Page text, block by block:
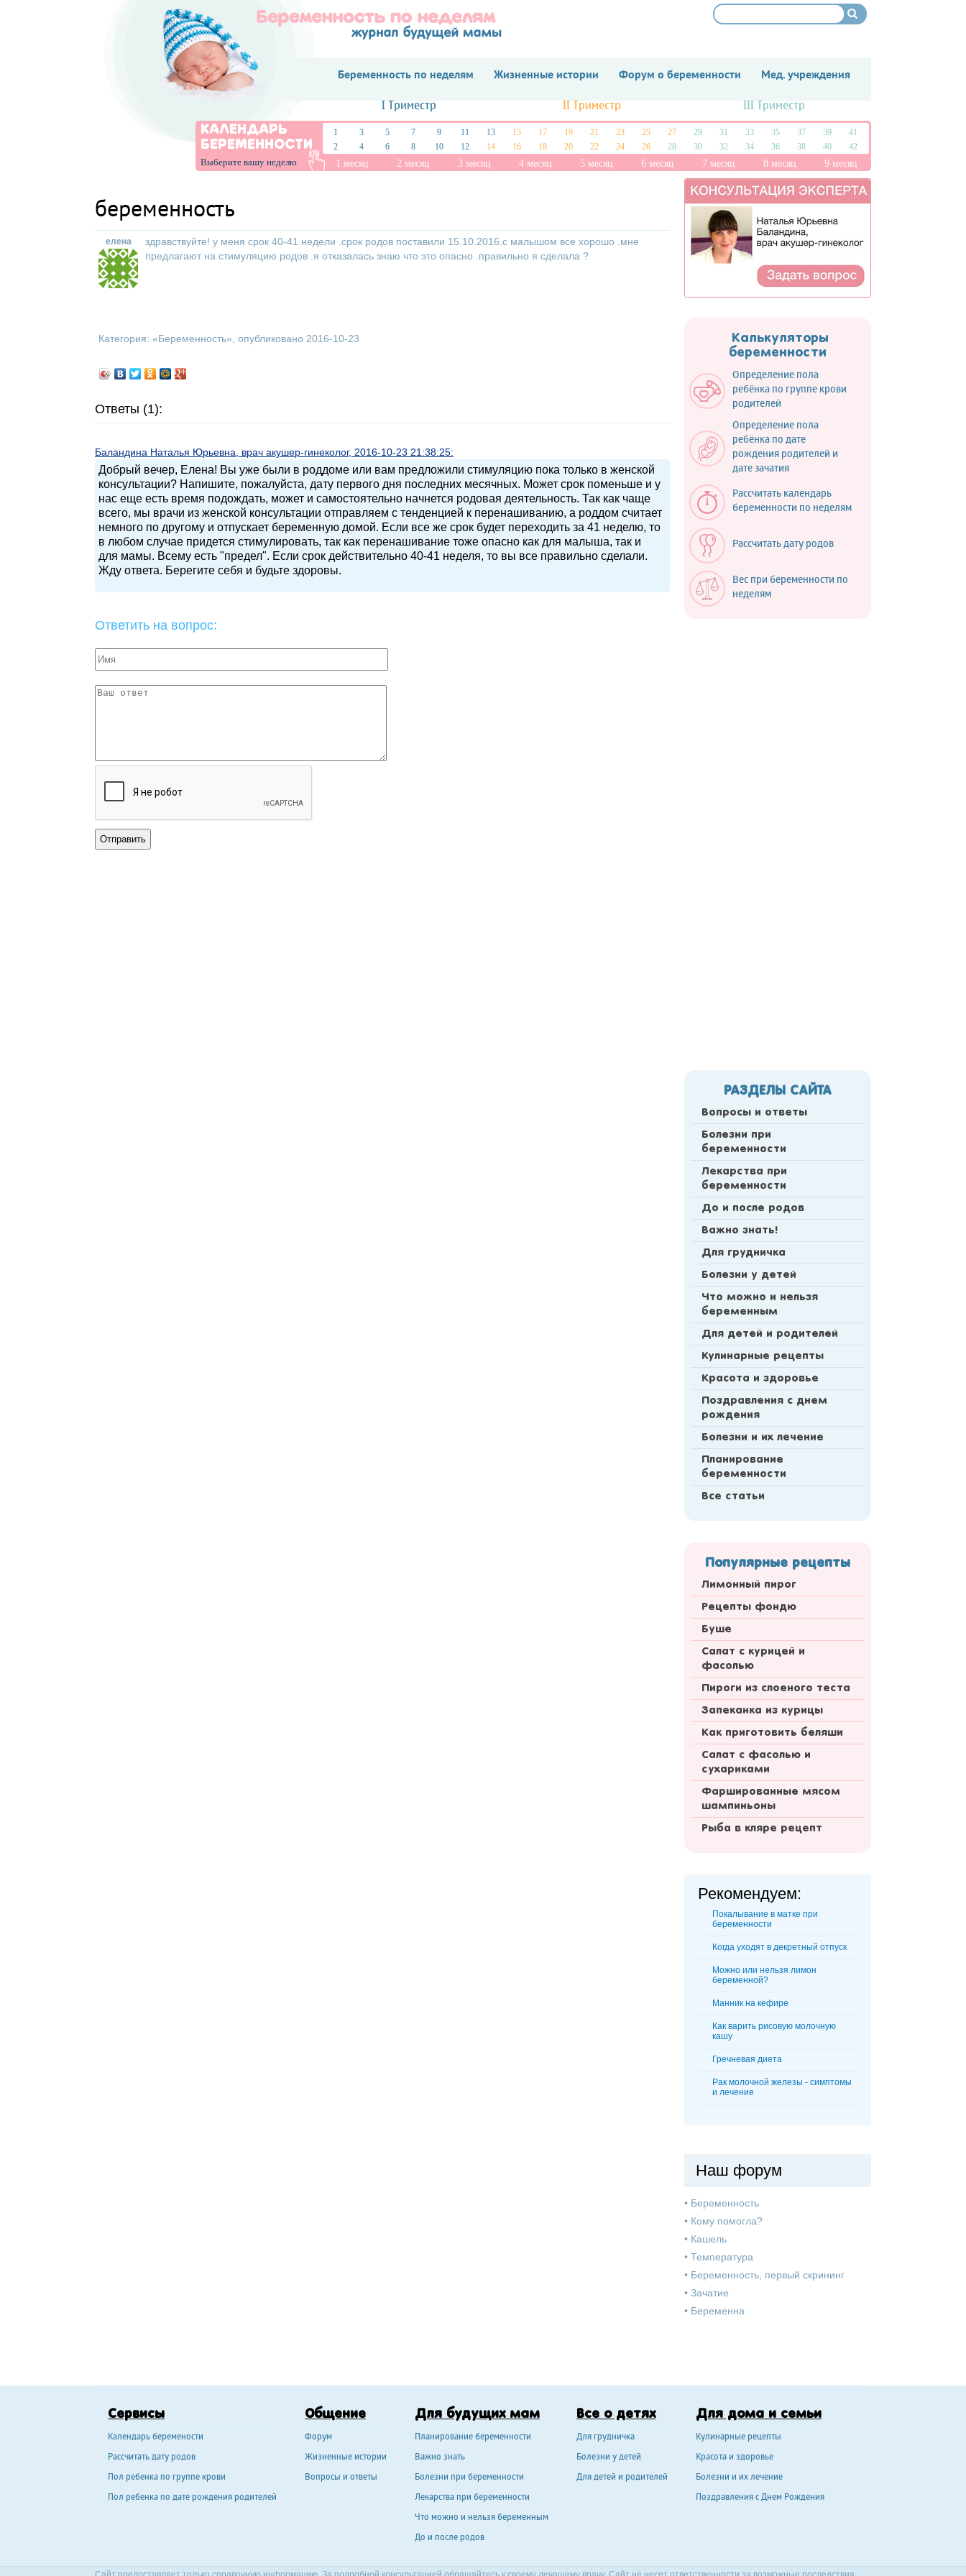
Беременность по неделям Жизненные истории Форум о беременности Мед. учреждения
I Триместр II Триместр III Триместр
КАЛЕНДАРЬ
БЕРЕМЕННОСТИ
Выберите вашу неделю
1 3 5 7 9 11 13 15 17 19 21 23 25 27 29 31 33 35 37 39
41
2
4 6 8 10 12 14 16 18 20 22 24 26 28 30 32 34 36 38 40 42
1 месяц 2 месяц 3 месяц 4 месяц 5 месяц 6 месяц 7 месяц 8 месяц 9 месяц
беременность
елена
здравствуйте! у меня срок 40-41 недели .срок родов поставили 15.10.2016.с малышом все хорошо .мне
предлагают на стимуляцию родов .я отказалась знаю что это опасно .правильно я сделала ?
Категория: «Беременность», опубликовано 2016-10-23
Ответы (1):
Баландина Наталья Юрьевна, врач акушер-гинеколог, 2016-10-23 21:38:25:
Добрый вечер, Елена! Вы уже были в роддоме или вам предложили стимуляцию пока только в женской
консультации? Напишите, пожалуйста, дату первого дня последних месячных. Может срок поменьше и у
нас еще есть время подождать, может и самостоятельно начнется родовая деятельность. Так как чаще
всего, мы врачи из женской консультации отправляем с тенденцией к перенашиванию, а роддом считает
немного по другому и отпускает беременную домой. Если все же срок будет переходить за 41 неделю, то
в любом случае придется стимулировать, так как перенашивание тоже опасно как для малыша, так и
для мамы. Всему есть "предел". Если срок действительно 40-41 неделя, то вы все правильно сделали.
Жду ответа. Берегите себя и будьте здоровы.
Ответить на вопрос:
Калькуляторы
беременности
Определение пола
ребёнка по группе крови
родителей
Определение пола
ребёнка по дате
рождения родителей и
дате зачатия
Рассчитать календарь
беременности по неделям
Рассчитать дату родов
Вес при беременности по
неделям
РАЗДЕЛЫ САЙТА
Вопросы и ответы
Болезни при
беременности
Лекарства при
беременности
До и после родов
Важно знать!
Для грудничка
Болезни у детей
Что можно и нельзя
беременным
Для детей и родителей
Кулинарные рецепты
Красота и здоровье
Поздравления с днем
рождения
Болезни и их лечение
Планирование
беременности
Все статьи
Популярные рецепты
Лимонный пирог
Рецепты фондю
Буше
Салат с курицей и
фасолью
Пироги из слоеного теста
Запеканка из курицы
Как приготовить беляши
Салат с фасолью и
сухариками
Фаршированные мясом
шампиньоны
Рыба в кляре рецепт
Рекомендуем:
Покалывание в матке при
беременности
Когда уходят в декретный отпуск
Можно или нельзя лимон
беременной?
Манник на кефире
Как варить рисовую молочную
кашу
Гречневая диета
Рак молочной железы - симптомы
и лечение
Наш форум
• Беременность
• Кому помогла?
• Кашель
• Температура
• Беременность, первый скрининг
• Зачатие
• Беременна
Сервисы
Календарь беремености
Рассчитать дату родов
Пол ребенка по группе крови
Пол ребенка по дате рождения родителей
Общение
Форум
Жизненные истории
Вопросы и ответы
Для будущих мам
Планирование беременности
Важно знать
Болезни при беременности
Лекарства при беременности
Что можно и нельзя беременным
До и после родов
Все о детях
Для грудничка
Болезни у детей
Для детей и родителей
Для дома и семьи
Кулинарные рецепты
Красота и здоровье
Болезни и их лечение
Поздравления с Днем Рождения